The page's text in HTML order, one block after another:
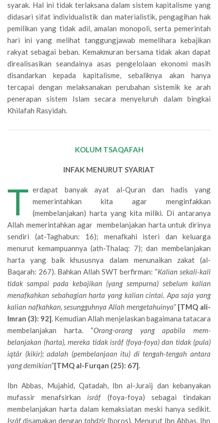
syarak. Hal ini tidak terlaksana dalam sistem kapitalisme yang
didasari sifat individualistik dan materialistik, pengagihan hak
pemilikan yang tidak adil, amalan monopoli, serta pemerintah
hari ini yang melihat tanggungjawab memelihara kebajikan
rakyat sebagai beban. Kemakmuran bersama tidak akan dapat
direalisasikan seandainya asas pengelolaan ekonomi masih
disandarkan kepada kapitalisme, sebaliknya akan hanya
tercapai dengan melaksanakan perubahan sistemik ke arah
penerapan sistem Islam secara menyeluruh dalam bingkai
Khilafah Rasyidah.
KOLUM TSAQAFAH
INFAK MENURUT SYARIAT
T erdapat banyak ayat al-Quran dan hadis yang
memerintahkan kita agar menginfakkan
(membelanjakan) harta yang kita miliki. Di antaranya
Allah memerintahkan agar mem­belanjakan harta untuk dirinya
sendiri (at-Taghabun: 16); menafkahi isteri dan keluarga
menurut ke­mampuannya (ath-Thalaq: 7); dan membelanjakan
harta yang baik khususnya dalam menunaikan zakat (al-
Baqarah: 267). Bahkan Allah SWT berfirman: “Kalian sekali-kali
tidak sampai pada kebajikan (yang sempurna) sebelum kalian
menafkahkan sebahagian harta yang kalian cintai. Apa saja yang
kalian nafkahkan, sesungguhnya Allah menge­tahuinya” [TMQ ali-
Imran (3): 92]. Kemudian Allah menjelas­kan bagaimana tatacara
mem­belanjakan harta. “Orang-orang yang apabila mem­
belanjakan (harta), mereka tidak isrâf (foya-foya) dan tidak (pula)
iqtâr (kikir); adalah (pembelanjaan itu) di tengah-tengah antara
yang demikian”[TMQ al-Furqan (25): 67].
Ibn Abbas, Mujahid, Qatadah, Ibn al-Juraij dan ke­banyakan
mufassir menafsirkan isrâf (foya-foya) sebagai tindakan
membelanjakan harta dalam kemaksiatan meski hanya sedikit.
Isrâfdisamakan dengan tabdzîr(boros). Menurut Ibn Abbas, Ibn